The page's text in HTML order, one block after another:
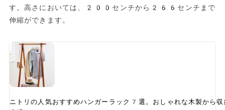
す。高さにおいては、200センチから266センチまで
伸縮ができます。
ニトリの人気おすすめハンガーラック7選。おしゃれな木製から